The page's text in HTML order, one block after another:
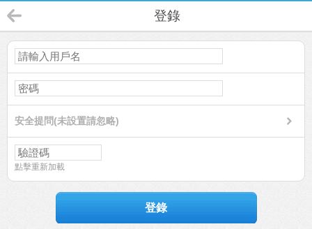
登錄
安全提問(未設置請忽略)
點擊重新加載
登錄